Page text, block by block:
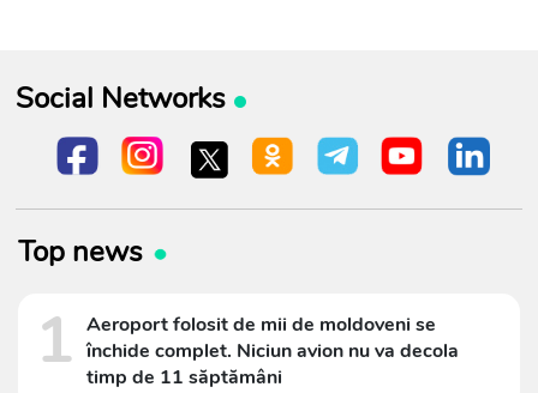
Social Networks
Top news
1 Aeroport folosit de mii de moldoveni se
închide complet. Niciun avion nu va decola
timp de 11 săptămâni